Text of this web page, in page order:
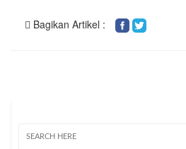
Bagikan Artikel :